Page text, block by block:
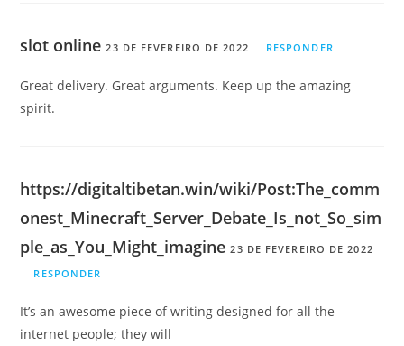
slot online 23 DE FEVEREIRO DE 2022 RESPONDER
Great delivery. Great arguments. Keep up the amazing
spirit.
https://digitaltibetan.win/wiki/Post:The_comm
onest_Minecraft_Server_Debate_Is_not_So_sim
ple_as_You_Might_imagine 23 DE FEVEREIRO DE 2022
RESPONDER
It’s an awesome piece of writing designed for all the
internet people; they will